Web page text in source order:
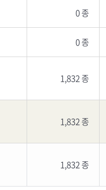
0 종
0 종
1,832 종
1,832 종
1,832 종